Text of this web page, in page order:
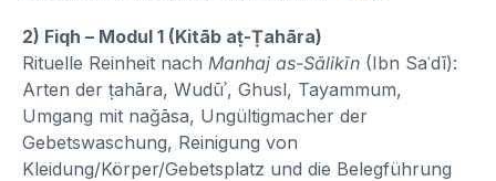
2) Fiqh – Modul 1 (Kitāb aṭ-Ṭahāra)
Rituelle Reinheit nach Manhaj as-Sālikīn (Ibn Saʿdī):
Arten der ṭahāra, Wudūʾ, Ghusl, Tayammum,
Umgang mit naǧāsa, Ungültigmacher der
Gebetswaschung, Reinigung von
Kleidung/Körper/Gebetsplatz und die Belegführung